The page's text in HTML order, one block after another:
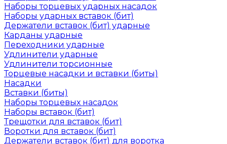
Наборы торцевых ударных насадок
Наборы ударных вставок (бит)
Держатели вставок (бит) ударные
Карданы ударные
Переходники ударные
Удлинители ударные
Удлинители торсионные
Торцевые насадки и вставки (биты)
Насадки
Вставки (биты)
Наборы торцевых насадок
Наборы вставок (бит)
Трещотки для вставок (бит)
Воротки для вставок (бит)
Держатели вставок (бит) для воротка